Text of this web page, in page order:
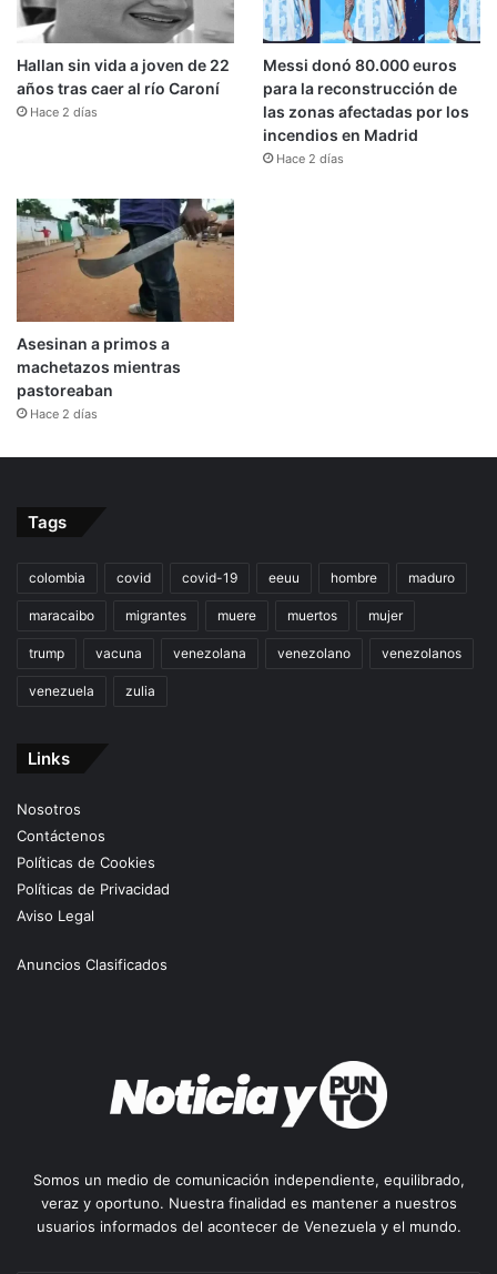
Hallan sin vida a joven de 22
años tras caer al río Caroní
Hace 2 días
Messi donó 80.000 euros
para la reconstrucción de
las zonas afectadas por los
incendios en Madrid
Hace 2 días
Asesinan a primos a
machetazos mientras
pastoreaban
Hace 2 días
Tags
colombia covid covid-19 eeuu hombre maduro
maracaibo migrantes muere muertos mujer
trump vacuna venezolana venezolano venezolanos
venezuela zulia
Links
Nosotros
Contáctenos
Políticas de Cookies
Políticas de Privacidad
Aviso Legal
Anuncios Clasificados
Somos un medio de comunicación independiente, equilibrado,
veraz y oportuno. Nuestra finalidad es mantener a nuestros
usuarios informados del acontecer de Venezuela y el mundo.